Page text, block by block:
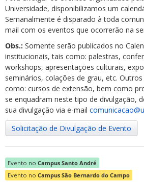
Universidade, disponibilizamos um
Semanalmente é disparado à toda
mail com os eventos que ocorrerão na
Obs.: Somente serão publicados no
institucionais, tais como: palestras,
workshops, apresentações culturais,
seminários, colações de grau, etc.
como: cursos de extensão, bem como
se enquadram neste tipo de divulgação,
sua divulgação via e-mail
Solicitação de Divulgação de Evento
Evento no Campus Santo André
Evento no Campus São Bernardo do Campo